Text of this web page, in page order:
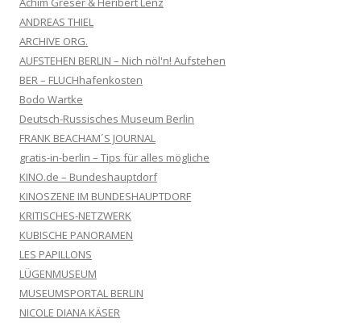
ANDREAS THIEL
ARCHIVE ORG.
AUFSTEHEN BERLIN – Nich nöl'n! Aufstehen
BER – FLUCHhafenkosten
Bodo Wartke
Deutsch-Russisches Museum Berlin
FRANK BEACHAM´S JOURNAL
gratis-in-berlin – Tips für alles mögliche
KINO.de – Bundeshauptdorf
KINOSZENE IM BUNDESHAUPTDORF
KRITISCHES-NETZWERK
KUBISCHE PANORAMEN
LES PAPILLONS
LÜGENMUSEUM
MUSEUMSPORTAL BERLIN
NICOLE DIANA KÄSER